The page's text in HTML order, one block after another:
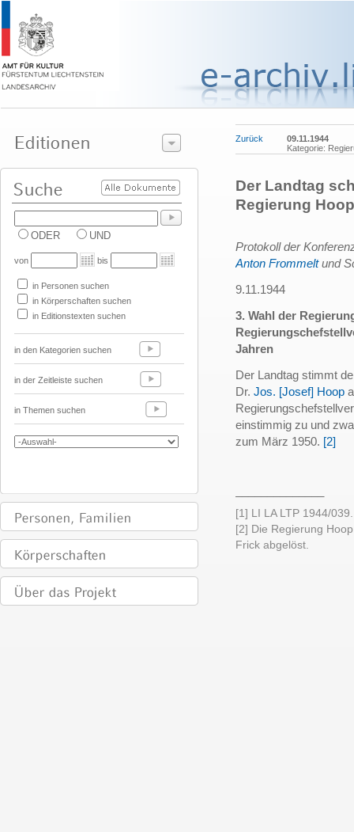
ODER UND
von bis
in Personen suchen
in Körperschaften suchen
in Editionstexten suchen
in den Kategorien suchen
in der Zeitleiste suchen
in Themen suchen
Zurück
09.11.1944
Kategorie:
Der Landtag
Regierung
Protokoll der
Anton Frommeltund
9.11.1944
3. Wahl der
Jahren
Der Landtag stimmt
Dr. Jos. [Josef] Hoop
einstimmig zu und
zum März 1950. [2]
[1] LI LA LTP 1944/039.
[2] Die Regierung
Frick abgelöst.